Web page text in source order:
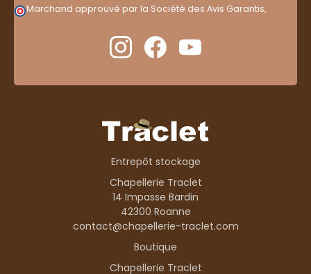
Marchand approuvé par la Société des Avis Garantis,
.
Entrepôt stockage
Chapellerie Traclet
14 Impasse Bardin
42300 Roanne
contact@chapellerie-traclet.com
Boutique
Chapellerie Traclet